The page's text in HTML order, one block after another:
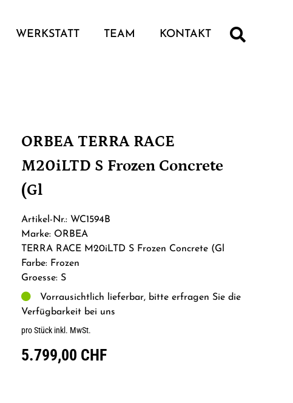
WERKSTATT TEAM KONTAKT
ORBEA TERRA RACE
M20iLTD S Frozen Concrete
(Gl
Artikel-Nr.: WC1594B
Marke: ORBEA
TERRA RACE M20iLTD S Frozen Concrete (Gl
Farbe: Frozen
Groesse: S
Vorrausichtlich lieferbar, bitte erfragen Sie die
Verfügbarkeit bei uns
pro Stück inkl. MwSt.
5.799,00 CHF